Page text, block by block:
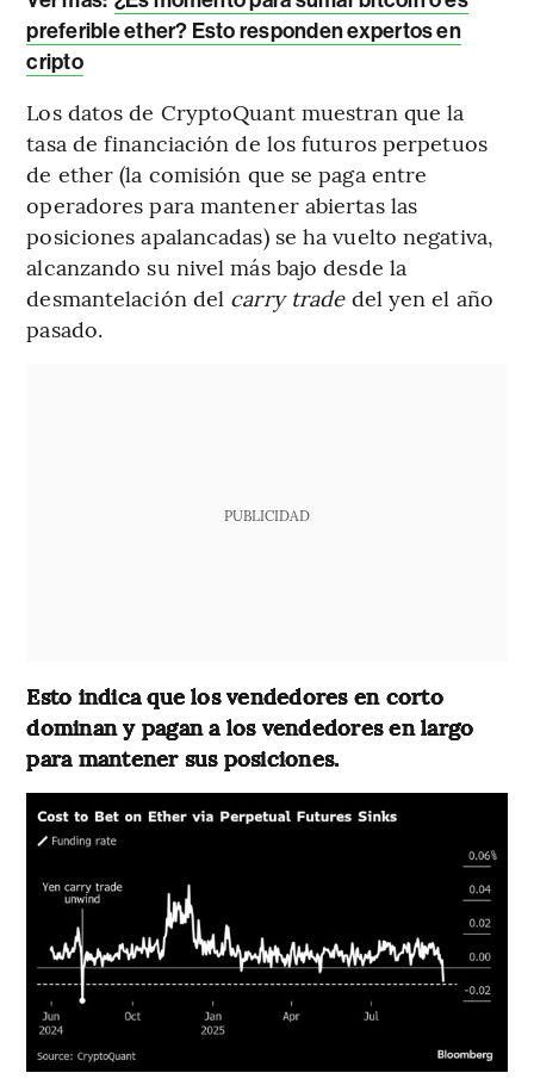
preferible ether? Esto responden expertos en
cripto
Los datos de CryptoQuant muestran que la
tasa de financiación de los futuros perpetuos
de ether (la comisión que se paga entre
operadores para mantener abiertas las
posiciones apalancadas) se ha vuelto negativa,
alcanzando su nivel más bajo desde la
desmantelación del carry tradedel yen el año
pasado.
PUBLICIDAD
Esto indica que los vendedores en corto
dominan y pagan a los vendedores en largo
para mantener sus posiciones.